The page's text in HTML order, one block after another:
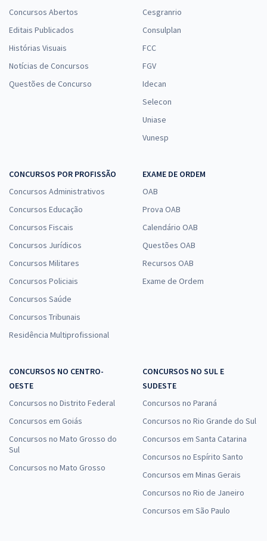
Concursos Abertos
Editais Publicados
Histórias Visuais
Notícias de Concursos
Questões de Concurso
Cesgranrio
Consulplan
FCC
FGV
Idecan
Selecon
Uniase
Vunesp
CONCURSOS POR PROFISSÃO
Concursos Administrativos
Concursos Educação
Concursos Fiscais
Concursos Jurídicos
Concursos Militares
Concursos Policiais
Concursos Saúde
Concursos Tribunais
Residência Multiprofissional
EXAME DE ORDEM
OAB
Prova OAB
Calendário OAB
Questões OAB
Recursos OAB
Exame de Ordem
CONCURSOS NO CENTRO-
OESTE
Concursos no Distrito Federal
Concursos em Goiás
Concursos no Mato Grosso do
Sul
Concursos no Mato Grosso
CONCURSOS NO SUL E
SUDESTE
Concursos no Paraná
Concursos no Rio Grande do Sul
Concursos em Santa Catarina
Concursos no Espírito Santo
Concursos em Minas Gerais
Concursos no Rio de Janeiro
Concursos em São Paulo